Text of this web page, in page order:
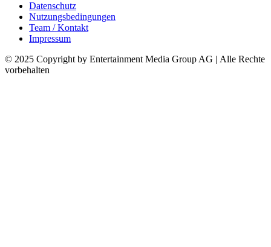
Datenschutz
Nutzungsbedingungen
Team / Kontakt
Impressum
© 2025 Copyright by Entertainment Media Group AG | Alle Rechte
vorbehalten